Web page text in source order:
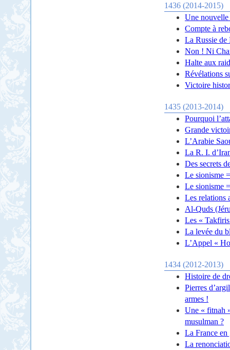
1436 (2014-2015)
Une
Compte à
La Russie de
Non ! Ni
Halte aux
Révélations
Victoire
1435 (2013-2014)
Pourquoi
Grande
L’Arabie
La R. I.
Des secrets
Le sionisme
Le sionisme
Les relations
Al-Quds
Les «
La levée du
L’Appel «
1434 (2012-2013)
Histoire de
Pierres
armes !
Une « fitnah
musulman ?
La France en
La